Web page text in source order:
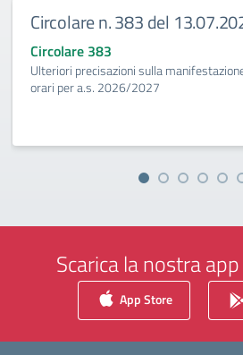
Circolare n. 383 del
Circolare 383
Ulteriori precisazioni sulla
orari per a.s. 2026/2027
Scarica la nostra
App Store